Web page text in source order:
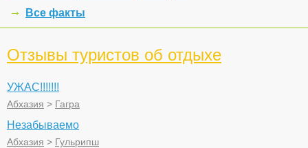
Все факты
Отзывы туристов об отдыхе
УЖАС!!!!!!!
Абхазия > Гагра
Незабываемо
Абхазия > Гульрипш